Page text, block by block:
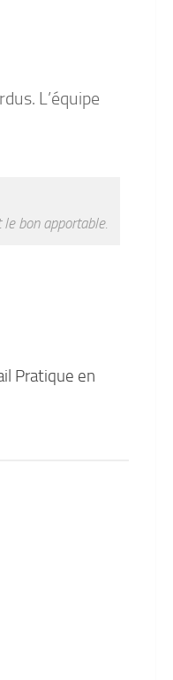
L’équipe
bon apportable.
Pratique en